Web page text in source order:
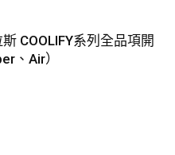
COOLIFY系列全品項開
、Air）